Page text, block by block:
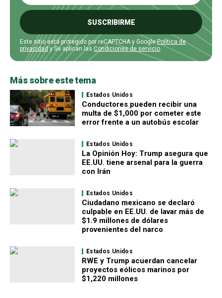
SUSCRIBIRME
Este sitio está protegido por reCAPTCHA y GooglePolítica de
privacidady Se aplican las Condiciones de servicio.
Más sobre este tema
Estados Unidos
Conductores pueden recibir una
multa de $1,000 por cometer este
error frente a un autobús escolar
Estados Unidos
La Opinión Hoy: Trump asegura que
EE.UU. tiene arsenal para la guerra
con Irán
Estados Unidos
Ciudadano mexicano se declaró
culpable en EE.UU. de lavar más de
$1.9 millones de dólares
provenientes del narco
Estados Unidos
RWE y Trump acuerdan cancelar
proyectos eólicos marinos por
$1,220 millones